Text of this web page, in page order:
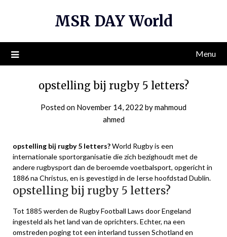
MSR DAY World
Menu
opstelling bij rugby 5 letters?
Posted on November 14, 2022 bymahmoud
ahmed
opstelling bij rugby 5 letters?World Rugby is een
internationale sportorganisatie die zich bezighoudt met de
andere rugbysport dan de beroemde voetbalsport, opgericht in
1886 na Christus, en is gevestigd in de Ierse hoofdstad Dublin.
opstelling bij rugby 5 letters?
Tot 1885 werden de Rugby Football Laws door Engeland
ingesteld als het land van de oprichters. Echter, na een
omstreden poging tot een interland tussen Schotland en